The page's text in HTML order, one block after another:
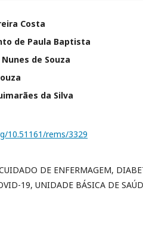
Costa
de Paula Baptista
de Souza
da Silva
10.51161/rems/3329
DE ENFERMAGEM,
19, UNIDADE BÁSICA DE